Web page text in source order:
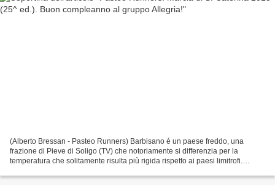
(Alberto Bressan - Pasteo Runners) Barbisano é un paese freddo, una
frazione di Pieve di Soligo (TV) che notoriamente si differenzia per la
temperatura che solitamente risulta più rigida rispetto ai paesi limitrofi.